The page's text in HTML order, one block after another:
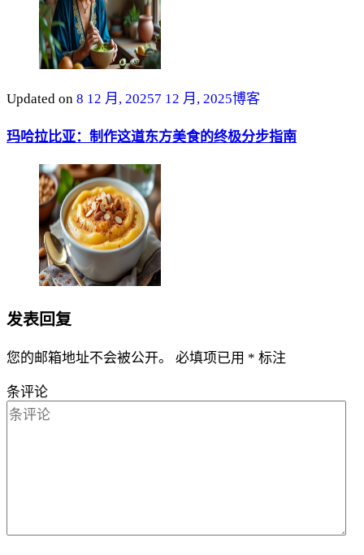
Updated on 8 12 月, 20257 12 月, 2025博客
玛哈拉比亚：制作这道东方美食的终极分步指南
发表回复
您的邮箱地址不会被公开。 必填项已用 * 标注
条评论